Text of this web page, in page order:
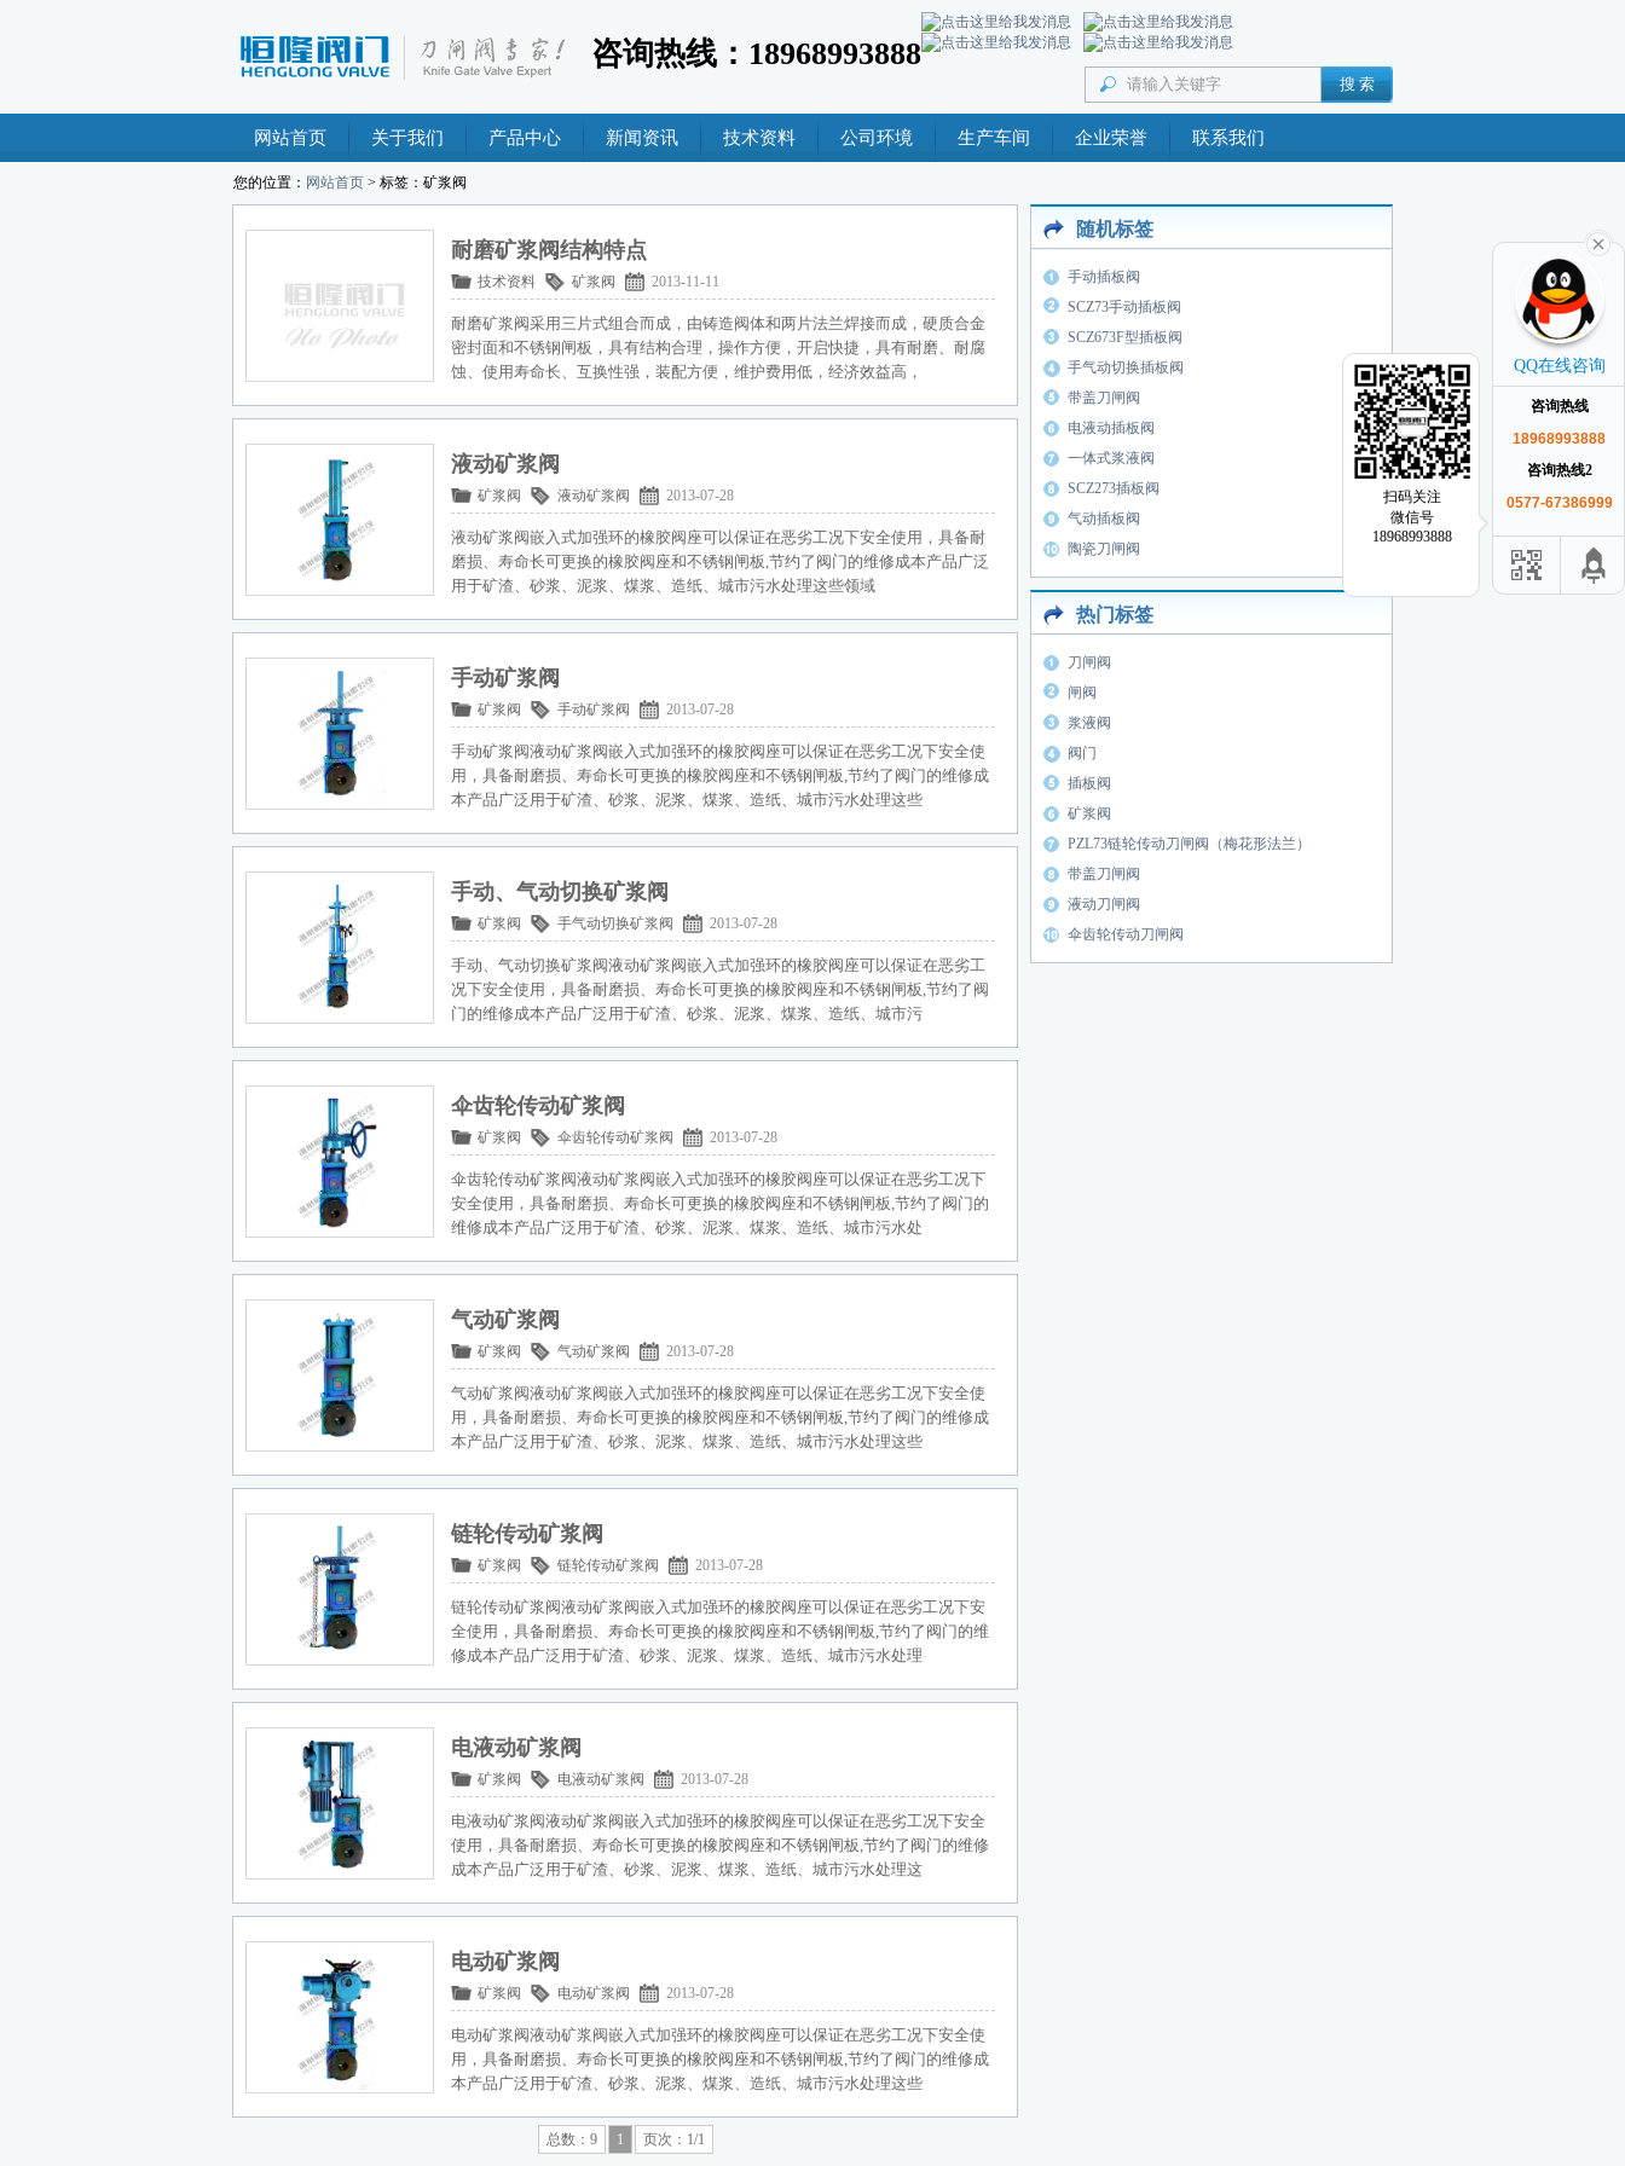
咨询热线：18968993888
网站首页 关于我们 产品中心 新闻资讯 技术资料 公司环境 生产车间 企业荣誉 联系我们
您的位置： 网站首页 > 标签：矿浆阀
耐磨矿浆阀结构特点
技术资料 矿浆阀 2013-11-11
耐磨矿浆阀采用三片式组合而成，由铸造阀体和两片法兰焊接而成，硬质合金
密封面和不锈钢闸板，具有结构合理，操作方便，开启快捷，具有耐磨、耐腐
蚀、使用寿命长、互换性强，装配方便，维护费用低，经济效益高，
液动矿浆阀
矿浆阀 液动矿浆阀 2013-07-28
液动矿浆阀嵌入式加强环的橡胶阀座可以保证在恶劣工况下安全使用，具备耐
磨损、寿命长可更换的橡胶阀座和不锈钢闸板,节约了阀门的维修成本产品广泛
用于矿渣、砂浆、泥浆、煤浆、造纸、城市污水处理这些领域
手动矿浆阀
矿浆阀 手动矿浆阀 2013-07-28
手动矿浆阀液动矿浆阀嵌入式加强环的橡胶阀座可以保证在恶劣工况下安全使
用，具备耐磨损、寿命长可更换的橡胶阀座和不锈钢闸板,节约了阀门的维修成
本产品广泛用于矿渣、砂浆、泥浆、煤浆、造纸、城市污水处理这些
手动、气动切换矿浆阀
矿浆阀 手气动切换矿浆阀 2013-07-28
手动、气动切换矿浆阀液动矿浆阀嵌入式加强环的橡胶阀座可以保证在恶劣工
况下安全使用，具备耐磨损、寿命长可更换的橡胶阀座和不锈钢闸板,节约了阀
门的维修成本产品广泛用于矿渣、砂浆、泥浆、煤浆、造纸、城市污
伞齿轮传动矿浆阀
矿浆阀 伞齿轮传动矿浆阀 2013-07-28
伞齿轮传动矿浆阀液动矿浆阀嵌入式加强环的橡胶阀座可以保证在恶劣工况下
安全使用，具备耐磨损、寿命长可更换的橡胶阀座和不锈钢闸板,节约了阀门的
维修成本产品广泛用于矿渣、砂浆、泥浆、煤浆、造纸、城市污水处
气动矿浆阀
矿浆阀 气动矿浆阀 2013-07-28
气动矿浆阀液动矿浆阀嵌入式加强环的橡胶阀座可以保证在恶劣工况下安全使
用，具备耐磨损、寿命长可更换的橡胶阀座和不锈钢闸板,节约了阀门的维修成
本产品广泛用于矿渣、砂浆、泥浆、煤浆、造纸、城市污水处理这些
链轮传动矿浆阀
矿浆阀 链轮传动矿浆阀 2013-07-28
链轮传动矿浆阀液动矿浆阀嵌入式加强环的橡胶阀座可以保证在恶劣工况下安
全使用，具备耐磨损、寿命长可更换的橡胶阀座和不锈钢闸板,节约了阀门的维
修成本产品广泛用于矿渣、砂浆、泥浆、煤浆、造纸、城市污水处理
电液动矿浆阀
矿浆阀 电液动矿浆阀 2013-07-28
电液动矿浆阀液动矿浆阀嵌入式加强环的橡胶阀座可以保证在恶劣工况下安全
使用，具备耐磨损、寿命长可更换的橡胶阀座和不锈钢闸板,节约了阀门的维修
成本产品广泛用于矿渣、砂浆、泥浆、煤浆、造纸、城市污水处理这
电动矿浆阀
矿浆阀 电动矿浆阀 2013-07-28
电动矿浆阀液动矿浆阀嵌入式加强环的橡胶阀座可以保证在恶劣工况下安全使
用，具备耐磨损、寿命长可更换的橡胶阀座和不锈钢闸板,节约了阀门的维修成
本产品广泛用于矿渣、砂浆、泥浆、煤浆、造纸、城市污水处理这些
总数：9 1 页次：1/1
随机标签
手动插板阀
SCZ73手动插板阀
SCZ673F型插板阀
手气动切换插板阀
带盖刀闸阀
电液动插板阀
一体式浆液阀
SCZ273插板阀
气动插板阀
陶瓷刀闸阀
热门标签
刀闸阀
闸阀
浆液阀
阀门
插板阀
矿浆阀
PZL73链轮传动刀闸阀（梅花形法兰）
带盖刀闸阀
液动刀闸阀
伞齿轮传动刀闸阀
QQ在线咨询
咨询热线
18968993888
咨询热线2
0577-67386999
扫码关注
微信号
18968993888